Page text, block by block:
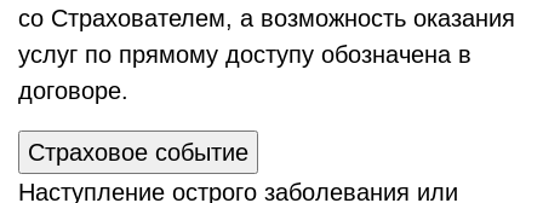
со Страхователем, а возможность оказания
услуг по прямому доступу обозначена в
договоре.
Страховое событие
Наступление острого заболевания или